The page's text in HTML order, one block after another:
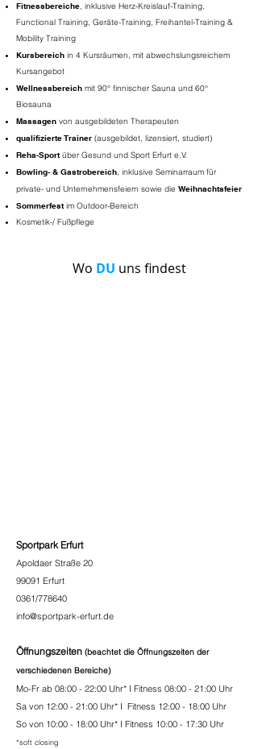
Fitnessbereiche, inklusive Herz-Kreislauf-Training,
Functional Training, Geräte-Training, Freihantel-Training &
Mobility Training
Kursbereich in 4 Kursräumen, mit abwechslungsreichem
Kursangebot
Wellnessbereich mit 90° finnischer Sauna und 60°
Biosauna
Massagen von ausgebildeten Therapeuten
qualifizierte Trainer (ausgebildet, lizensiert, studiert)
Reha-Sportüber Gesund und Sport Erfurt e.V.
Bowling- & Gastrobereich, inklusive Seminarraum für
private- und Unternehmensfeiern sowie die Weihnachtsfeier
Sommerfest im Outdoor-Bereich
Kosmetik-/ Fußpflege
Wo DU uns findest
Sportpark Erfurt
Apoldaer Straße 20
99091 Erfurt
0361/778640
info@sportpark-erfurt.de
Öffnungszeiten (beachtet die Öffnungszeiten der
verschiedenen Bereiche)
Mo-Fr ab 08:00 - 22:00 Uhr* I Fitness 08:00 - 21:00 Uhr
Sa von 12:00 - 21:00 Uhr* I Fitness 12:00 - 18:00 Uhr
So von 10:00 - 18:00 Uhr* I Fitness 10:00 - 17:30 Uhr
*soft closing